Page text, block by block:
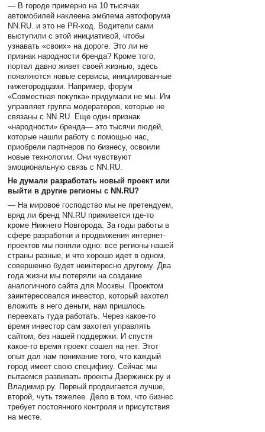
— В городе примерно на 10 тысячах
автомобилей наклеена эмблема автофорума
NN.RU. и это не PR-ход. Водители сами
выступили с этой инициативой, чтобы
узнавать «своих» на дороге. Это ли не
признак народности бренда? Кроме того,
портал давно живет своей жизнью, здесь
появляются новые сервисы, инициированные
нижегородцами. Например, форум
«Совместная покупка» придумали не мы. Им
управляет группа модераторов, которые не
связаны с NN.RU. Еще один признак
«народности» бренда— это тысячи людей,
которые нашли работу с помощью нас,
приобрели партнеров по бизнесу, освоили
новые технологии. Они чувствуют
эмоциональную связь с NN.RU.
Не думали разработать новый проект или
выйти в другие регионы с NN.RU?
— На мировое господство мы не претендуем,
вряд ли бренд NN.RU приживется где-то
кроме Нижнего Новгорода. За годы работы в
сфере разработки и продвижения интернет-
проектов мы поняли одно: все регионы нашей
страны разные, и что хорошо идет в одном,
совершенно будет неинтересно другому. Два
года жизни мы потеряли на создание
аналогичного сайта для Москвы. Проектом
заинтересовался инвестор, который захотел
вложить в него деньги, нам пришлось
переехать туда работать. Через какое-то
время инвестор сам захотел управлять
сайтом, без нашей поддержки. И спустя
какое-то время проект сошел на нет. Этот
опыт дал нам понимание того, что каждый
город имеет свою специфику. Сейчас мы
пытаемся развивать проекты Дзержинск.ру и
Владимир.ру. Первый продвигается лучше,
второй, чуть тяжелее. Дело в том, что бизнес
требует постоянного контроля и присутствия
на месте.